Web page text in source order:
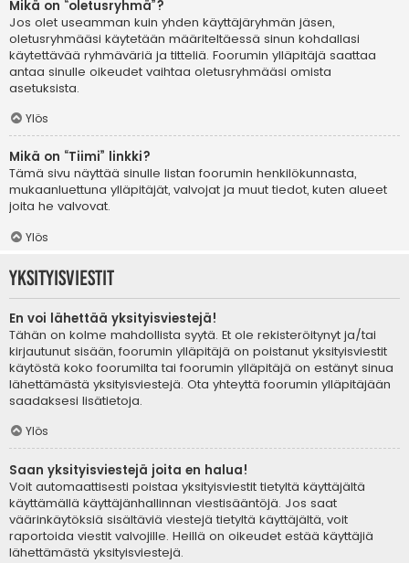
Mikä on “oletusryhmä”?
Jos olet useamman kuin yhden käyttäjäryhmän jäsen,
oletusryhmääsi käytetään määriteltäessä sinun kohdallasi
käytettävää ryhmäväriä ja titteliä. Foorumin ylläpitäjä saattaa
antaa sinulle oikeudet vaihtaa oletusryhmääsi omista
asetuksista.
Ylös
Mikä on “Tiimi” linkki?
Tämä sivu näyttää sinulle listan foorumin henkilökunnasta,
mukaanluettuna ylläpitäjät, valvojat ja muut tiedot, kuten alueet
joita he valvovat.
Ylös
Yksityisviestit
En voi lähettää yksityisviestejä!
Tähän on kolme mahdollista syytä. Et ole rekisteröitynyt ja/tai
kirjautunut sisään, foorumin ylläpitäjä on poistanut yksityisviestit
käytöstä koko foorumilta tai foorumin ylläpitäjä on estänyt sinua
lähettämästä yksityisviestejä. Ota yhteyttä foorumin ylläpitäjään
saadaksesi lisätietoja.
Ylös
Saan yksityisviestejä joita en halua!
Voit automaattisesti poistaa yksityisviestit tietyltä käyttäjältä
käyttämällä käyttäjänhallinnan viestisääntöjä. Jos saat
väärinkäytöksiä sisältäviä viestejä tietyltä käyttäjältä, voit
raportoida viestit valvojille. Heillä on oikeudet estää käyttäjiä
lähettämästä yksityisviestejä.